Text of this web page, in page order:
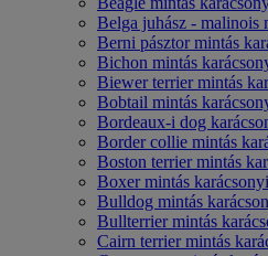
Belga juhász - malinois
Berni pásztor mintás
Bichon mintás
Biewer terrier mintás
Bobtail mintás
Bordeaux-i dog
Border collie mintás
Boston terrier mintás
Boxer mintás
Bulldog mintás
Bullterrier mintás
Cairn terrier mintás